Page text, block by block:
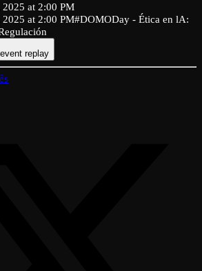
2025 at 2:00 PM
2025 at 2:00 PM#DOMODay - Ética en lA:
replay